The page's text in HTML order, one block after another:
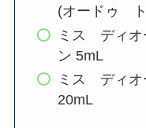
(オードゥ
ミス ディ
ン 5mL
ミス ディ
20mL